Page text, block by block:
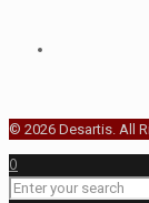
© 2026 Desartis. All
0